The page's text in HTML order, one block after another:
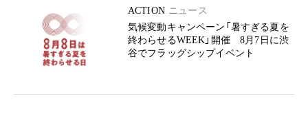
ACTION ニュース
気候変動キャンペーン「暑すぎる夏を
終わらせるWEEK」開催 8月7日に渋
谷でフラッグシップイベント